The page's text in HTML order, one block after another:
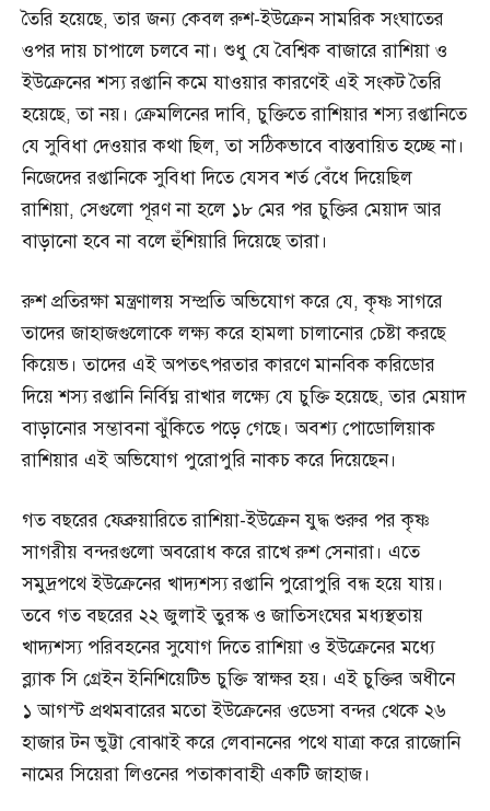
তৈরি হয়েছে, তার জন্য কেবল রুশ-ইউক্রেন সামরিক সংঘাতের
ওপর দায় চাপালে চলবে না। শুধু যে বৈশ্বিক বাজারে রাশিয়া ও
ইউক্রেনের শস্য রপ্তানি কমে যাওয়ার কারণেই এই সংকট তৈরি
হয়েছে, তা নয়। ক্রেমলিনের দাবি, চুক্তিতে রাশিয়ার শস্য রপ্তানিতে
যে সুবিধা দেওয়ার কথা ছিল, তা সঠিকভাবে বাস্তবায়িত হচ্ছে না।
নিজেদের রপ্তানিকে সুবিধা দিতে যেসব শর্ত বেঁধে দিয়েছিল
রাশিয়া, সেগুলো পূরণ না হলে ১৮ মের পর চুক্তির মেয়াদ আর
বাড়ানো হবে না বলে হুঁশিয়ারি দিয়েছে তারা।
রুশ প্রতিরক্ষা মন্ত্রণালয় সম্প্রতি অভিযোগ করে যে, কৃষ্ণ সাগরে
তাদের জাহাজগুলোকে লক্ষ্য করে হামলা চালানোর চেষ্টা করছে
কিয়েভ। তাদের এই অপতৎপরতার কারণে মানবিক করিডোর
দিয়ে শস্য রপ্তানি নির্বিঘ্ন রাখার লক্ষ্যে যে চুক্তি হয়েছে, তার মেয়াদ
বাড়ানোর সম্ভাবনা ঝুঁকিতে পড়ে গেছে। অবশ্য পোডোলিয়াক
রাশিয়ার এই অভিযোগ পুরোপুরি নাকচ করে দিয়েছেন।
গত বছরের ফেব্রুয়ারিতে রাশিয়া-ইউক্রেন যুদ্ধ শুরুর পর কৃষ্ণ
সাগরীয় বন্দরগুলো অবরোধ করে রাখে রুশ সেনারা। এতে
সমুদ্রপথে ইউক্রেনের খাদ্যশস্য রপ্তানি পুরোপুরি বন্ধ হয়ে যায়।
তবে গত বছরের ২২ জুলাই তুরস্ক ও জাতিসংঘের মধ্যস্থতায়
খাদ্যশস্য পরিবহনের সুযোগ দিতে রাশিয়া ও ইউক্রেনের মধ্যে
ব্ল্যাক সি গ্রেইন ইনিশিয়েটিভ চুক্তি স্বাক্ষর হয়। এই চুক্তির অধীনে
১ আগস্ট প্রথমবারের মতো ইউক্রেনের ওডেসা বন্দর থেকে ২৬
হাজার টন ভুট্টা বোঝাই করে লেবাননের পথে যাত্রা করে রাজোনি
নামের সিয়েরা লিওনের পতাকাবাহী একটি জাহাজ।